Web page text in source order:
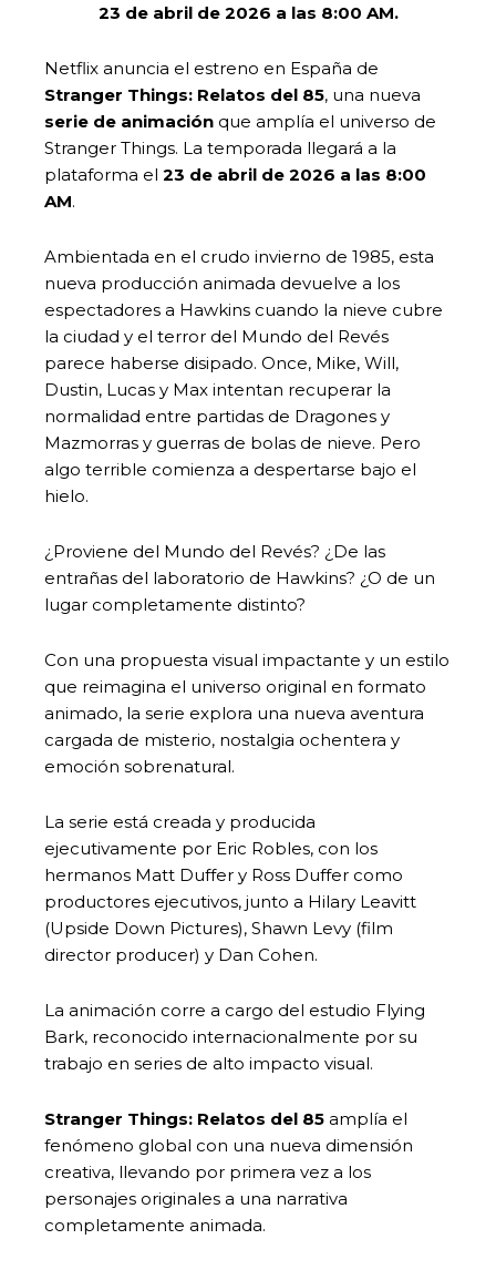
23 de abril de 2026 a las 8:00 AM.
Netflix anuncia el estreno en España de
Stranger Things: Relatos del 85, una nueva
serie de animación que amplía el universo de
Stranger Things. La temporada llegará a la
plataforma el 23 de abril de 2026 a las 8:00
AM.
Ambientada en el crudo invierno de 1985, esta
nueva producción animada devuelve a los
espectadores a Hawkins cuando la nieve cubre
la ciudad y el terror del Mundo del Revés
parece haberse disipado. Once, Mike, Will,
Dustin, Lucas y Max intentan recuperar la
normalidad entre partidas de Dragones y
Mazmorras y guerras de bolas de nieve. Pero
algo terrible comienza a despertarse bajo el
hielo.
¿Proviene del Mundo del Revés? ¿De las
entrañas del laboratorio de Hawkins? ¿O de un
lugar completamente distinto?
Con una propuesta visual impactante y un estilo
que reimagina el universo original en formato
animado, la serie explora una nueva aventura
cargada de misterio, nostalgia ochentera y
emoción sobrenatural.
La serie está creada y producida
ejecutivamente por Eric Robles, con los
hermanos Matt Duffer y Ross Duffer como
productores ejecutivos, junto a Hilary Leavitt
(Upside Down Pictures), Shawn Levy (film
director producer) y Dan Cohen.
La animación corre a cargo del estudio Flying
Bark, reconocido internacionalmente por su
trabajo en series de alto impacto visual.
Stranger Things: Relatos del 85 amplía el
fenómeno global con una nueva dimensión
creativa, llevando por primera vez a los
personajes originales a una narrativa
completamente animada.